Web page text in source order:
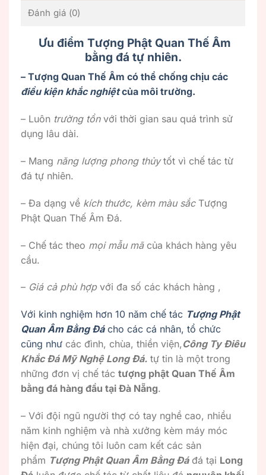
Đánh giá (0)
Ưu điểm Tượng Phật Quan Thế Âm
bằng đá tự nhiên.
– Tượng Quan Thế Âm có thể chống chịu các
điều kiện khắc nghiệtcủa môi trường.
– Luôn trường tồnvới thời gian sau quá trình sử
dụng lâu dài.
– Mang năng lượng phong thủytốt vì chế tác từ
đá tự nhiên.
– Đa dạng về kích thước, kèm màu sắcTượng
Phật Quan Thế Âm Đá.
– Chế tác theo mọi mẫu mãcủa khách hàng yêu
cầu.
– Giá cả phù hợpvới đa số các khách hàng ,
Với kinh nghiệm hơn 10 năm chế tác Tượng Phật
Quan Âm Bằng Đácho các cá nhân, tổ chức
cũng như các đình, chùa, thiền viện, Công Ty Điêu
Khắc Đá Mỹ Nghệ Long Đá. tự tin là một trong
những đơn vị chế tác tượng phật Quan Thế Âm
bằng đá hàng đầu tại Đà Nẵng.
– Với đội ngũ người thợ có tay nghề cao, nhiều
năm kinh nghiệm và nhà xưởng kèm máy móc
hiện đại, chúng tôi luôn cam kết các sản
phẩm Tượng Phật Quan Âm Bằng Đáđá tại Long